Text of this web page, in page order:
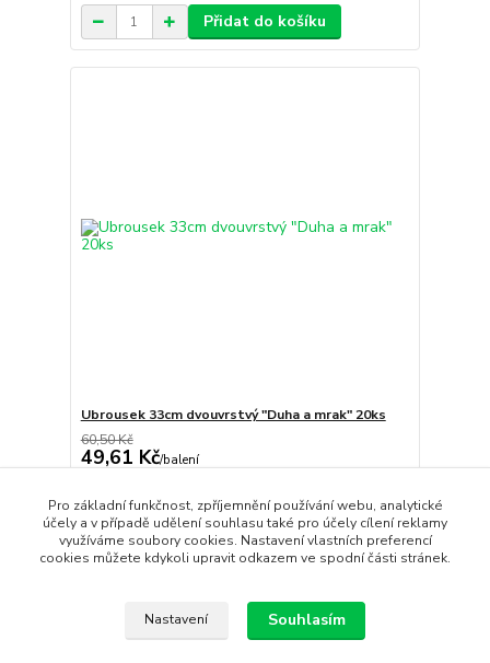
Přidat do košíku
Ubrousek 33cm dvouvrstvý "Duha a mrak" 20ks
60,50 Kč
49,61 Kč/balení
Skladem
Přidat do košíku
Pro základní funkčnost, zpříjemnění používání webu, analytické
účely a v případě udělení souhlasu také pro účely cílení reklamy
využíváme soubory cookies. Nastavení vlastních preferencí
cookies můžete kdykoli upravit odkazem ve spodní části stránek.
Nastavení Souhlasím